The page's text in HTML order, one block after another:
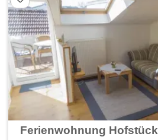
Ferienwohnung Hofstück